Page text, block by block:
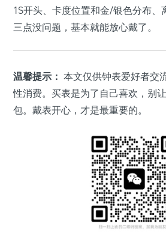
1S开头、卡度位置和金/银色分布、
三点没问题，基本就能放心戴了。
温馨提示： 本文仅供钟表爱好者交
性消费。买表是为了自己喜欢，别
包。戴表开心，才是最重要的。